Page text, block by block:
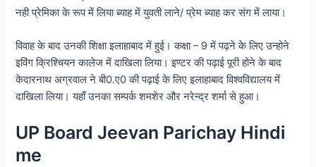
नही प्रेमिका के रूप में लिया ब्याह में युवती लाने/ प्रेम ब्याह कर संग में लाया।
विवाह के बाद उनकी शिक्षा इलाहाबाद में हुई। कक्षा – 9 में पढ़ने के लिए उन्होने
इविंग क्रिश्चियन कालेज में दाखिला लिया। इण्टर की पढ़ाई पूरी होने के बाद
केदारनाथ अग्रवाल ने बी0.ए0 की पढ़ाई के लिए इलाहाबाद विश्वविद्यालय में
दाखिला लिया। यहाँ उनका सम्पर्क शमशेर और नरेन्द्र शर्मा से हुआ।
UP Board Jeevan Parichay Hindi
me